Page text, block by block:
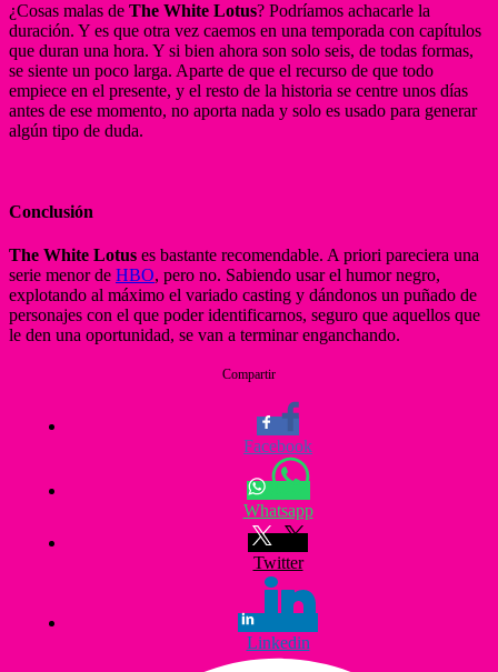
¿Cosas malas de The White Lotus? Podríamos achacarle la
duración. Y es que otra vez caemos en una temporada con capítulos
que duran una hora. Y si bien ahora son solo seis, de todas formas,
se siente un poco larga. Aparte de que el recurso de que todo
empiece en el presente, y el resto de la historia se centre unos días
antes de ese momento, no aporta nada y solo es usado para generar
algún tipo de duda.
Conclusión
The White Lotus es bastante recomendable. A priori pareciera una
serie menor de HBO, pero no. Sabiendo usar el humor negro,
explotando al máximo el variado casting y dándonos un puñado de
personajes con el que poder identificarnos, seguro que aquellos que
le den una oportunidad, se van a terminar enganchando.
Compartir
Facebook
Whatsapp
Twitter
Linkedin